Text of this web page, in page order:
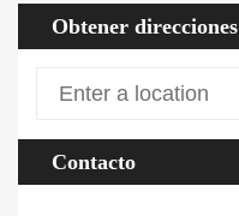
Obtener direcciones
Contacto